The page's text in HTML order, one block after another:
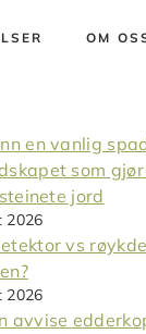
OM
en vanlig
som
jord
2026
vs
2026
avvise